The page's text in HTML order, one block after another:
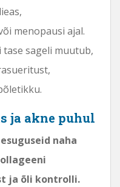
menopausi ajal.
sageli muutub,
ja akne puhul
naha
ja õli kontrolli.